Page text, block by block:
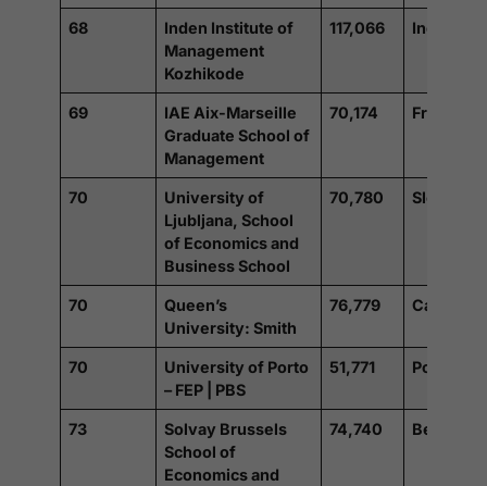
68
Inden Institute of
Management
Kozhikode
117,066 Inde
69
IAE Aix-Marseille
Graduate School of
Management
70,174 France
70
University of
Ljubljana, School
of Economics and
Business School
70,780 Slovénie
70
Queen’s
University: Smith
76,779 Canada
70
University of Porto
– FEP | PBS
51,771 Portugal
73
Solvay Brussels
School of
Economics and
74,740 Belgique